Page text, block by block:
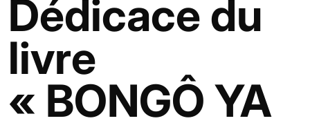
Dédicace du
livre
« BONGÔ YA